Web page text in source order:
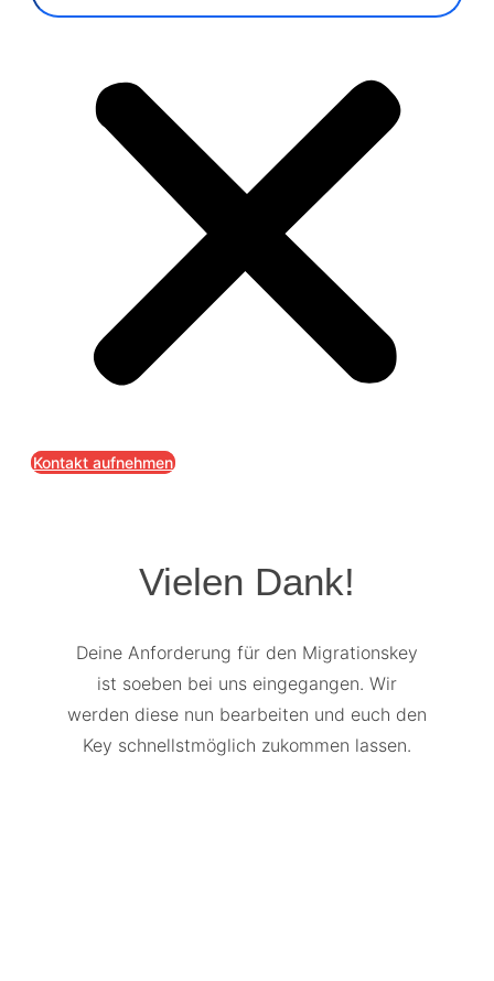
Kontakt aufnehmen
Vielen Dank!
Deine Anforderung für den Migrationskey
ist soeben bei uns eingegangen. Wir
werden diese nun bearbeiten und euch den
Key schnellstmöglich zukommen lassen.